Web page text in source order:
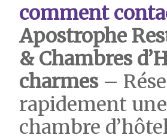
comment
Apostrophe
& Chambres
charmes–
rapidement une
chambre